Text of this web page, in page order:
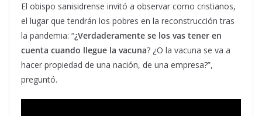
El obispo sanisidrense invitó a observar como cristianos,
el lugar que tendrán los pobres en la reconstrucción tras
la pandemia: “¿Verdaderamente se los vas tener en
cuenta cuando llegue la vacuna? ¿O la vacuna se va a
hacer propiedad de una nación, de una empresa?”,
preguntó.